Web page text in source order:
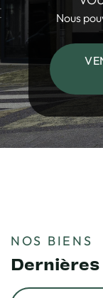
Nous
NOS BIENS